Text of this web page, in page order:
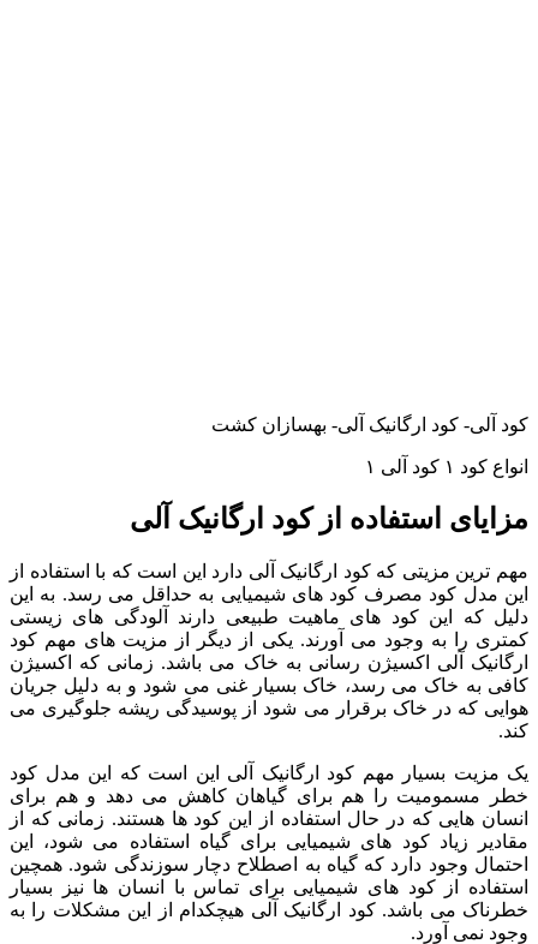
کود آلی- کود ارگانیک آلی- بهسازان کشت
انواع کود ۱ کود آلی ۱
مزایای استفاده از کود ارگانیک آلی
مهم ترین مزیتی که کود ارگانیک آلی دارد این است که با استفاده از
این مدل کود مصرف کود های شیمیایی به حداقل می رسد. به این
دلیل که این کود های ماهیت طبیعی دارند آلودگی های زیستی
کمتری را به وجود می آورند. یکی از دیگر از مزیت های مهم کود
ارگانیک آلی اکسیژن رسانی به خاک می باشد. زمانی که اکسیژن
کافی به خاک می رسد، خاک بسیار غنی می شود و به دلیل جریان
هوایی که در خاک برقرار می شود از پوسیدگی ریشه جلوگیری می
کند.
یک مزیت بسیار مهم کود ارگانیک آلی این است که این مدل کود
خطر مسمومیت را هم برای گیاهان کاهش می دهد و هم برای
انسان هایی که در حال استفاده از این کود ها هستند. زمانی که از
مقادیر زیاد کود های شیمیایی برای گیاه استفاده می شود، این
احتمال وجود دارد که گیاه به اصطلاح دچار سوزندگی شود. همچین
استفاده از کود های شیمیایی برای تماس با انسان ها نیز بسیار
خطرناک می باشد. کود ارگانیک آلی هیچکدام از این مشکلات را به
وجود نمی آورد.